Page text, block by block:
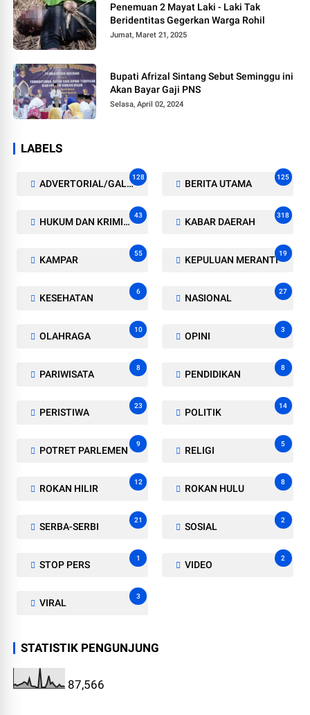
Penemuan 2 Mayat Laki - Laki Tak
Beridentitas Gegerkan Warga Rohil
Jumat, Maret 21, 2025
Bupati Afrizal Sintang Sebut Seminggu ini
Akan Bayar Gaji PNS
Selasa, April 02, 2024
LABELS
ADVERTORIAL/GALERI
128
BERITA UTAMA
125
HUKUM DAN KRIMINAL
43
KABAR DAERAH
318
KAMPAR
55
KEPULUAN MERANTI
19
KESEHATAN
6
NASIONAL
27
OLAHRAGA
10
OPINI
3
PARIWISATA
8
PENDIDIKAN
8
PERISTIWA
23
POLITIK
14
POTRET PARLEMEN
9
RELIGI
5
ROKAN HILIR
12
ROKAN HULU
8
SERBA-SERBI
21
SOSIAL
2
STOP PERS
1
VIDEO
2
VIRAL
3
STATISTIK PENGUNJUNG
87,566